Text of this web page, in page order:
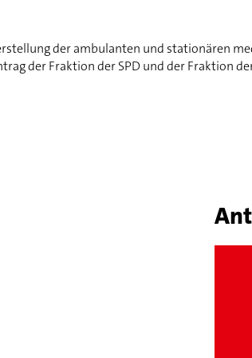
der ambulanten und stationären
der Fraktion der SPD und der Fraktion